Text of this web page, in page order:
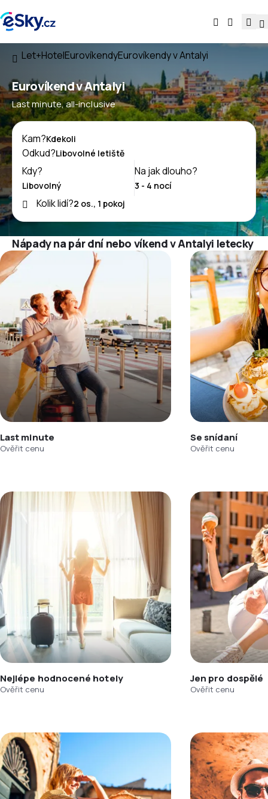
Let+HotelEurovíkendyEurovíkendy v Antalyi
Eurovíkend v Antalyi
Last minute, all-inclusive
Kam?
Odkud?
Kdy?
Na jak dlouho?
Kolik lidí?
Nápady na pár dní nebo víkend v Antalyi letecky
Last minute
Ověřit cenu
Se snídaní
Ověřit cenu
Nejlépe hodnocené hotely
Ověřit cenu
Jen pro dospělé
Ověřit cenu